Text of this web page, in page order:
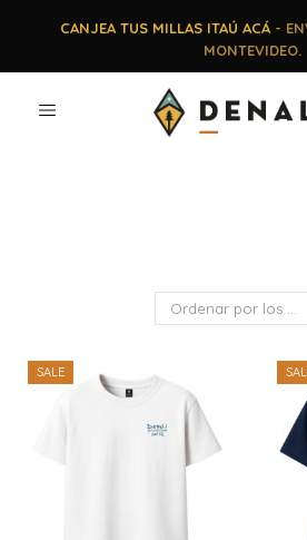
CANJEA TUS MILLAS ITAÚ ACÁ-
MONTEVIDEO.
SALE